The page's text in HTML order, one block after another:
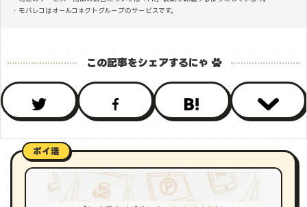
・モバレコはオールコネクトグループのサービスです。
ポイ活